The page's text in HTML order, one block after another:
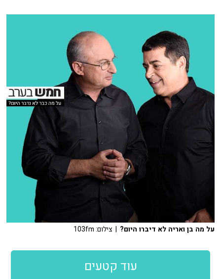
על מה בן ואריה לא דיברו היום? | צילום: 103fm
עוד קטעים